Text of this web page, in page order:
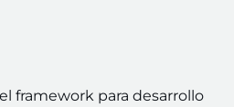
framework para desarrollo